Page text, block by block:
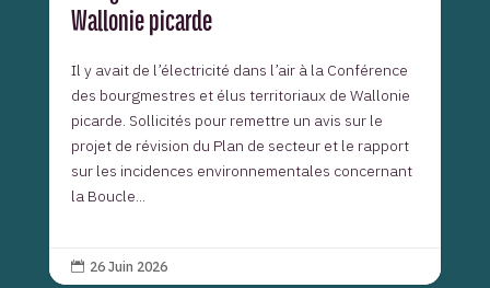
Wallonie picarde
Il y avait de l’électricité dans l’air à la Conférence
des bourgmestres et élus territoriaux de Wallonie
picarde. Sollicités pour remettre un avis sur le
projet de révision du Plan de secteur et le rapport
sur les incidences environnementales concernant
la Boucle...
 26 Juin 2026